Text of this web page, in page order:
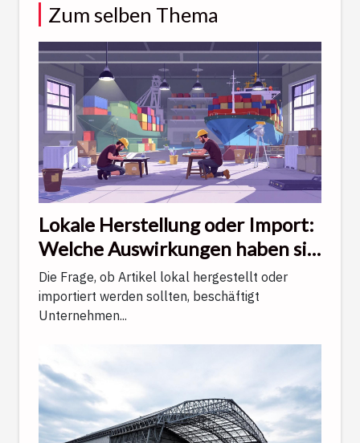
Zum selben Thema
Lokale Herstellung oder Import:
Welche Auswirkungen haben sie
auf Qualität und Kundenservice?
Die Frage, ob Artikel lokal hergestellt oder
importiert werden sollten, beschäftigt
Unternehmen...